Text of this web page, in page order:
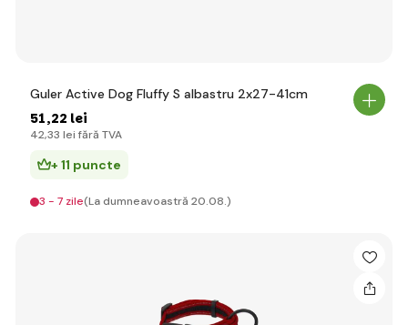
Guler Active Dog Fluffy S albastru 2x27-41cm
51,22 lei
42,33 lei fără TVA
+ 11 puncte
3 - 7 zile(La dumneavoastră 20.08.)